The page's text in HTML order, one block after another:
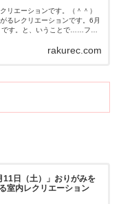
リエーションです。（＾＾）
るレクリエーションです。6月
す。と、いうことで……フリ
のではなく、...rakurec.com
11日（土）」おりがみを
室内レクリエーション